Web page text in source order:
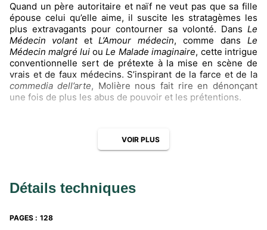
Quand un père autoritaire et naïf ne veut pas que sa fille
épouse celui qu’elle aime, il suscite les stratagèmes les
plus extravagants pour contourner sa volonté. Dans Le
Médecin volantet L’Amour médecin, comme dans Le
Médecin malgré lui ou Le Malade imaginaire, cette intrigue
conventionnelle sert de prétexte à la mise en scène de
vrais et de faux médecins. S’inspirant de la farce et de la
commedia dell’arte, Molière nous fait rire en dénonçant
une fois de plus les abus de pouvoir et les prétentions.
Avant de lire les pièces
• L’essentiel sur l’auteur
Au fil des pièces
VOIR PLUS
Détails techniques
PAGES : 128